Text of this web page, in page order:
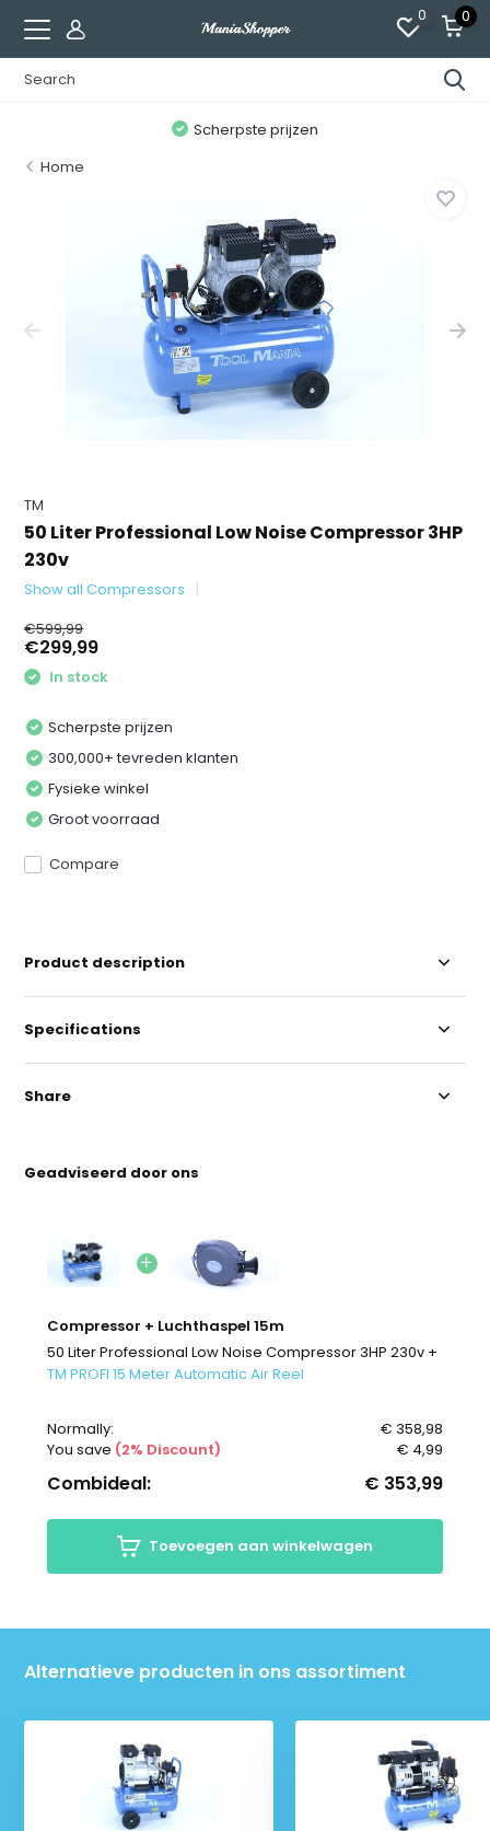
0 0
Scherpste prijzen
Home
TM
50 Liter Professional Low Noise Compressor 3HP
230v
Show all Compressors
€599,99
€299,99
In stock
Scherpste prijzen
300,000+ tevreden klanten
Fysieke winkel
Groot voorraad
Compare
Geadviseerd door ons
Compressor + Luchthaspel 15m
50 Liter Professional Low Noise Compressor 3HP 230v +
TM PROFI 15 Meter Automatic Air Reel
Normally:
€ 358,98
You save (2% Discount) € 4,99
Combideal: € 353,99
Toevoegen aan winkelwagen
Product description
Specifications
Share
Alternatieve producten in ons assortiment